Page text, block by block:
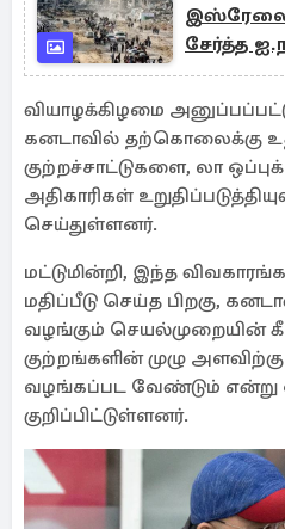
இஸ்ரேலைக்
சேர்த்த
வியாழக்கிழமை
கனடாவில் தற்கொலைக்கு
குற்றச்சாட்டுகளை, லா
அதிகாரிகள்
செய்துள்ளனர்.
மட்டுமின்றி, இந்த
மதிப்பீடு செய்த பிறகு,
வழங்கும் செயல்முறையின்
குற்றங்களின் முழு
வழங்கப்பட வேண்டும் என்று
குறிப்பிட்டுள்ளனர்.